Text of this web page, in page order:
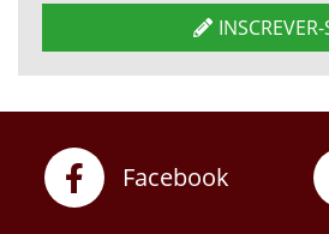
INSCREVER-
Facebook